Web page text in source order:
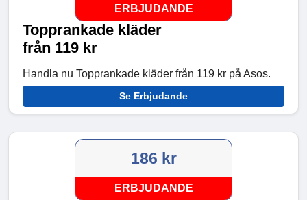
ERBJUDANDE
Topprankade kläder
från 119 kr
Handla nu Topprankade kläder från 119 kr på Asos.
Se Erbjudande
186 kr
ERBJUDANDE